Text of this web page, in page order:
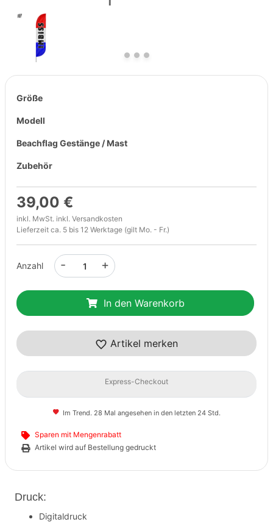
Größe
Modell
Beachflag Gestänge / Mast
Zubehör
39,00 €
inkl. MwSt. inkl. Versandkosten
Lieferzeit ca. 5 bis 12 Werktage (gilt Mo. - Fr.)
Anzahl +
-
In den Warenkorb
Artikel merken
Express-Checkout
Im Trend. 28 Mal angesehen in den letzten 24 Std.
Sparen mit Mengenrabatt
Artikel wird auf Bestellung gedruckt
Druck:
Digitaldruck